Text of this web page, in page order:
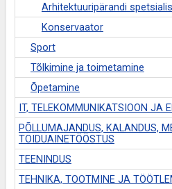
Arhitektuuripärandi
Konservaator
Sport
Tõlkimine ja toimetamine
Õpetamine
IT, TELEKOMMUNIKATSIOON JA
PÕLLUMAJANDUS, KALANDUS,
TOIDUAINETÖÖSTUS
TEENINDUS
TEHNIKA, TOOTMINE JA